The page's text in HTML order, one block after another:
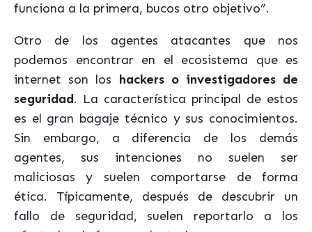
funciona a la primera, bucos otro objetivo”.
Otro de los agentes atacantes que nos
podemos encontrar en el ecosistema que es
internet son los hackers o investigadores de
seguridad. La característica principal de estos
es el gran bagaje técnico y sus conocimientos.
Sin embargo, a diferencia de los demás
agentes, sus intenciones no suelen ser
maliciosas y suelen comportarse de forma
ética. Típicamente, después de descubrir un
fallo de seguridad, suelen reportarlo a los